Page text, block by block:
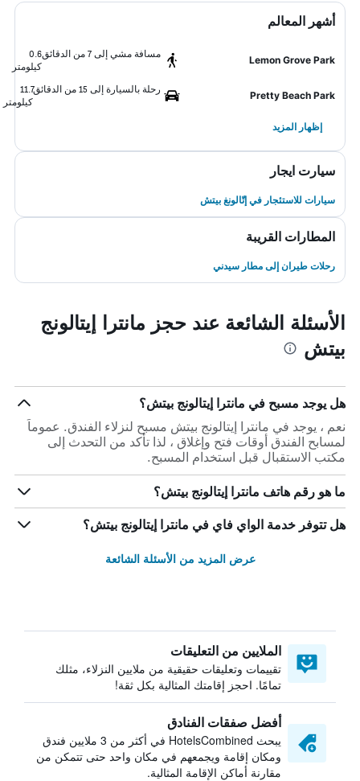
أشهر المعالم
Lemon Grove Park
مسافة مشي إلى 7 من الدقائق
0.6
كيلومتر
Pretty Beach Park
رحلة بالسيارة إلى 15 من الدقائق
11.7
كيلومتر
إظهار المزيد
سيارت ايجار
سيارات للاستئجار في إتّالونغ بيتش
المطارات القريبة
رحلات طيران إلى مطار سيدني
الأسئلة الشائعة عند حجز مانترا إيتالونج
بيتش
هل يوجد مسبح في مانترا إيتالونج بيتش؟
نعم ، يوجد في مانترا إيتالونج بيتش مسبح لنزلاء الفندق. عموماً
لمسابح الفندق أوقات فتح وإغلاق ، لذا تأكد من التحدث إلى
مكتب الاستقبال قبل استخدام المسبح.
ما هو رقم هاتف مانترا إيتالونج بيتش؟
هل تتوفر خدمة الواي فاي في مانترا إيتالونج بيتش؟
عرض المزيد من الأسئلة الشائعة
الملايين من التعليقات
تقييمات وتعليقات حقيقية من ملايين النزلاء، مثلك
تمامًا. احجز إقامتك المثالية بكل ثقة!
أفضل صفقات الفنادق
يبحث HotelsCombined في أكثر من 3 ملايين فندق
ومكان إقامة ويجمعهم في مكان واحد حتى تتمكن من
مقارنة أماكن الإقامة المثالية.